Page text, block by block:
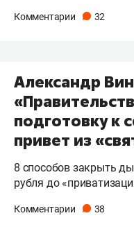
Комментарии 32
Александр
подготовку к
привет из
8 способов закрыть
рубля до
Комментарии 38